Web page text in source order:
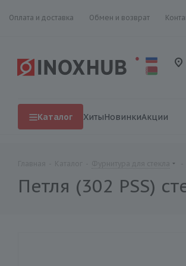
Оплата и доставка Обмен и возврат
Каталог ХитыНовинкиАкции
Петля (302 PSS)